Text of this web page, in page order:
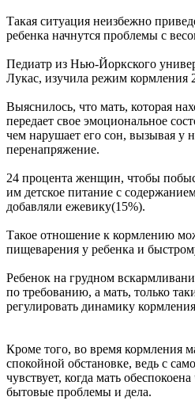
Такая ситуация неизбежно
ребенка начнутся проблемы с
Педиатр из Нью-Йоркского
Лукас, изучила режим кормления
Выяснилось, что мать, которая
передает свое эмоциональное
чем нарушает его сон, вызывая у
перенапряжение.
24 процента женщин, чтобы
им детское питание с
добавляли ежевику(15%).
Такое отношение к кормлению
пищеварения у ребенка и
Ребенок на грудном
по требованию, а мать, только
регулировать динамику
Кроме того, во время кормления
спокойной обстановке, ведь с
чувствует, когда мать
бытовые проблемы и дела.